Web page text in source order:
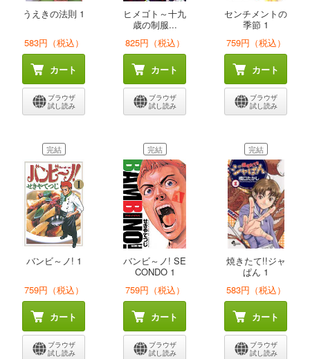
うえきの法則 1
583円（税込）
カート
ブラウザ
試し読み
ヒメゴト～十九
歳の制服...
825円（税込）
カート
ブラウザ
試し読み
センチメントの
季節 1
759円（税込）
カート
ブラウザ
試し読み
完結
バンビ～ノ! 1
759円（税込）
カート
ブラウザ
試し読み
完結
バンビ～ノ! SE
CONDO 1
759円（税込）
カート
ブラウザ
試し読み
完結
焼きたて!!ジャ
ぱん 1
583円（税込）
カート
ブラウザ
試し読み